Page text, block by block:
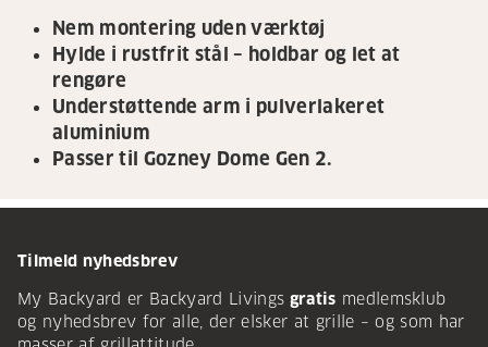
Nem montering uden værktøj
Hylde i rustfrit stål – holdbar og let at
rengøre
Understøttende arm i pulverlakeret
aluminium
Passer til Gozney Dome Gen 2.
Tilmeld nyhedsbrev
My Backyard er Backyard Livings gratis medlemsklub
og nyhedsbrev for alle, der elsker at grille – og som har